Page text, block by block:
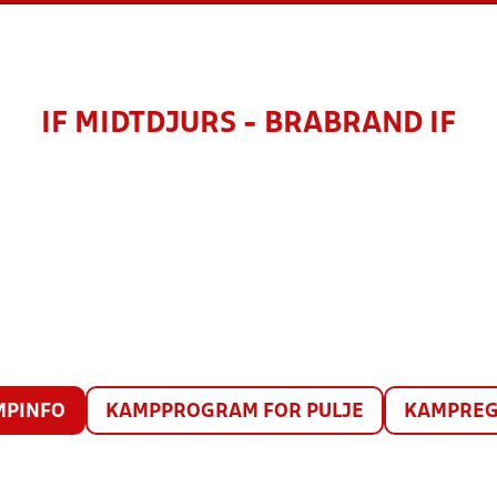
IF MIDTDJURS - BRABRAND IF
KAMPPROGRAM FOR PULJE